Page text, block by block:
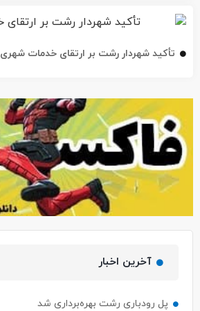
تأکید شهردار رشت بر ارتقای خدمات شهری
آخرین اخبار
پل رودباری رشت بهره‌برداری شد